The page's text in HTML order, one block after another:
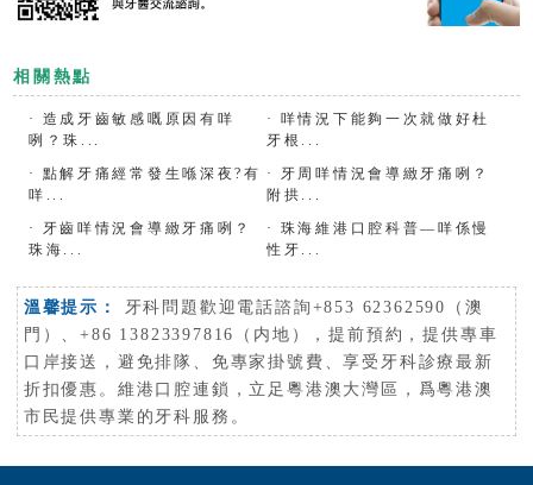
相關熱點
·
造成牙齒敏感嘅原因有咩
咧？珠...
·
咩情況下能夠一次就做好杜
牙根...
·
點解牙痛經常發生喺深夜?有
咩...
·
牙周咩情況會導緻牙痛咧？
附拱...
·
牙齒咩情況會導緻牙痛咧？
珠海...
·
珠海維港口腔科普—咩係慢
性牙...
溫馨提示：
牙科問題歡迎電話諮詢+853 62362590（澳
門）、+86 13823397816（内地），提前預約，提供專車
口岸接送，避免排隊、免專家掛號費、享受牙科診療最新
折扣優惠。維港口腔連鎖，立足粵港澳大灣區，爲粵港澳
市民提供專業的牙科服務。